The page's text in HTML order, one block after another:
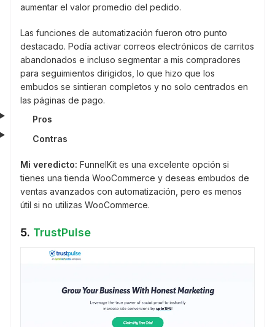
aumentar el valor promedio del pedido.
Las funciones de automatización fueron otro punto
destacado. Podía activar correos electrónicos de carritos
abandonados e incluso segmentar a mis compradores
para seguimientos dirigidos, lo que hizo que los
embudos se sintieran completos y no solo centrados en
las páginas de pago.
Pros
Contras
Mi veredicto: FunnelKit es una excelente opción si
tienes una tienda WooCommerce y deseas embudos de
ventas avanzados con automatización, pero es menos
útil si no utilizas WooCommerce.
5. TrustPulse